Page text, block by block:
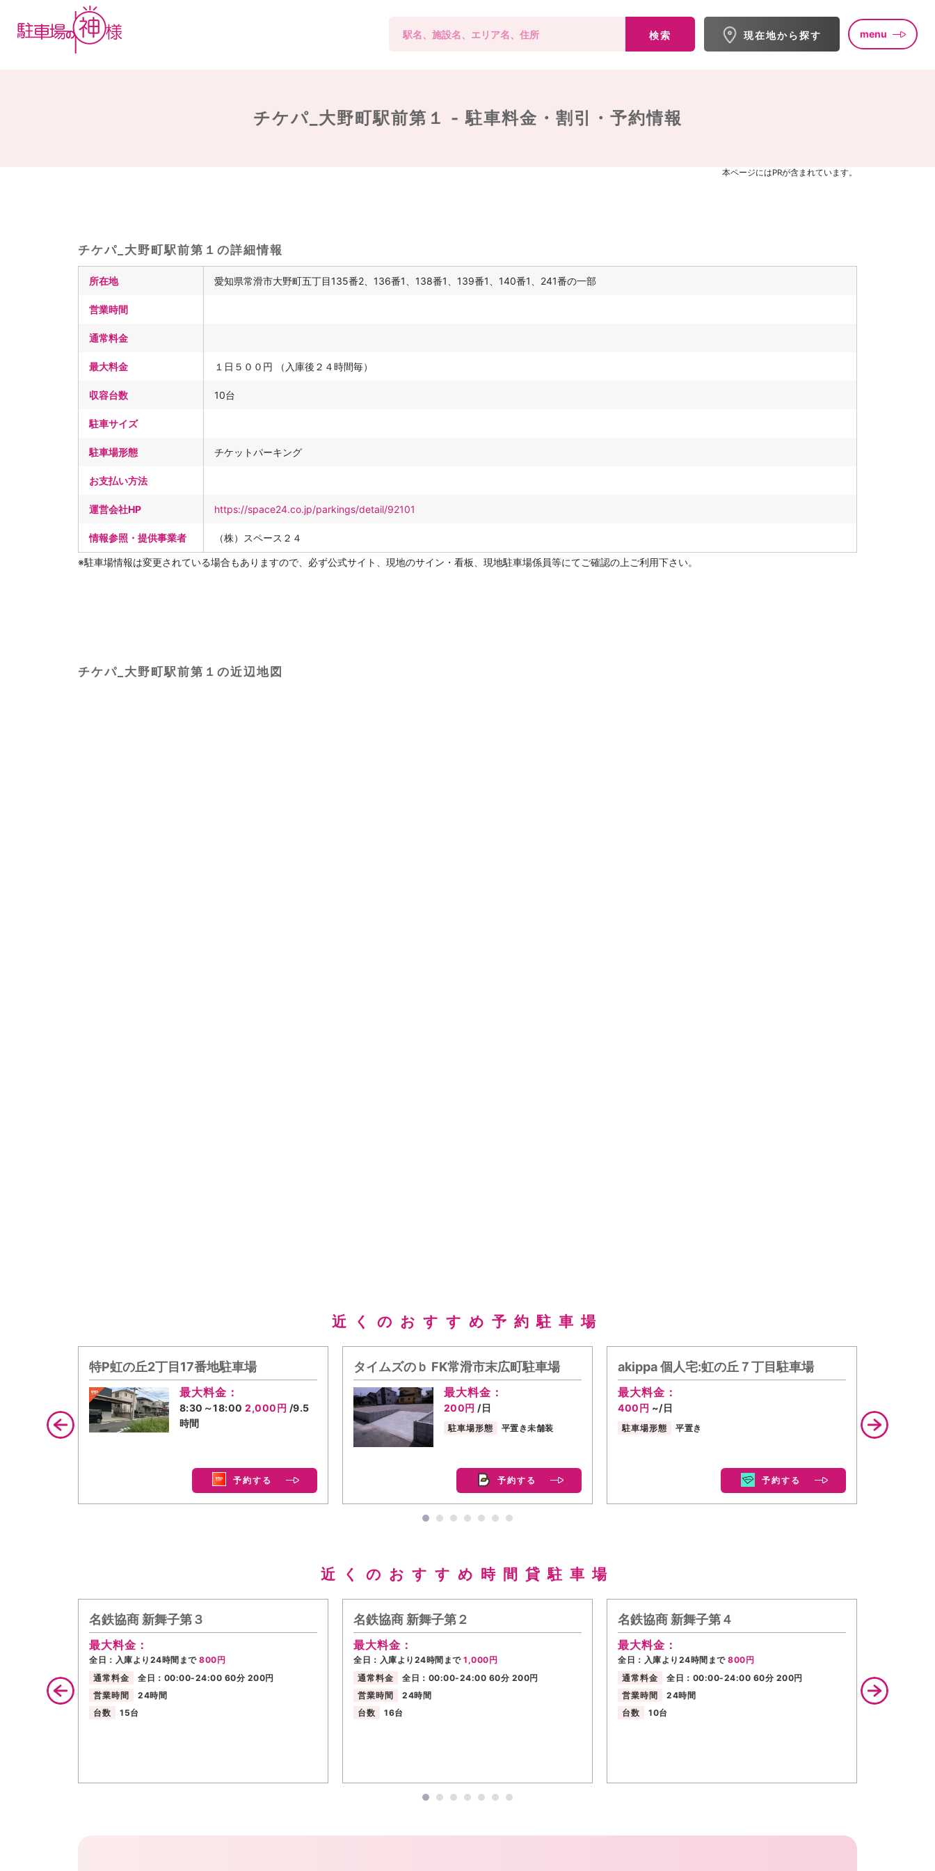
検索 現在地から探す menu
チケパ_大野町駅前第１ -駐車料金・割引・予約情報
本ページにはPRが含まれています。
チケパ_大野町駅前第１の詳細情報
所在地 愛知県常滑市大野町五丁目135番2、136番1、138番1、139番1、140番1、241番の一部
営業時間
通常料金
最大料金 １日５００円 （入庫後２４時間毎）
収容台数 10台
駐車サイズ
駐車場形態 チケットパーキング
お支払い方法
運営会社HP https://space24.co.jp/parkings/detail/92101
情報参照・提供事業者 （株）スペース２４
※駐車場情報は変更されている場合もありますので、必ず公式サイト、現地のサイン・看板、現地駐車場係員等にてご確認の上ご利用下さい。
チケパ_大野町駅前第１の近辺地図
近くのおすすめ予約駐車場
特P虹の丘2丁目17番地駐車場
最大料金：
8:30～18:002,000円 /9.5
時間
予約する
タイムズのｂ FK常滑市末広町駐車場
最大料金：
200円 /日
駐車場形態 平置き未舗装
予約する
akippa 個人宅:虹の丘７丁目駐車場
最大料金：
400円 ~/日
駐車場形態 平置き
予約する
最大料金
438円
近くのおすすめ時間貸駐車場
名鉄協商 新舞子第３
最大料金：
全日：入庫より24時間まで 800円
通常料金
全日：00:00-24:00 60分 200円
営業時間
24時間
台数
15台
名鉄協商 新舞子第２
最大料金：
全日：入庫より24時間まで 1,000円
通常料金
全日：00:00-24:00 60分 200円
営業時間
24時間
台数
16台
名鉄協商 新舞子第４
最大料金：
全日：入庫より24時間まで 800円
通常料金
全日：00:00-24:00 60分 200円
営業時間
24時間
台数
10台
営業時間